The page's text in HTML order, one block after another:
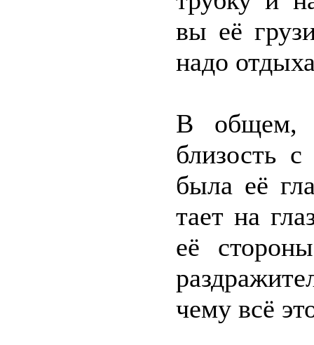
вы её
надо
В общем,
близость
была её
тает на
её
чему всё